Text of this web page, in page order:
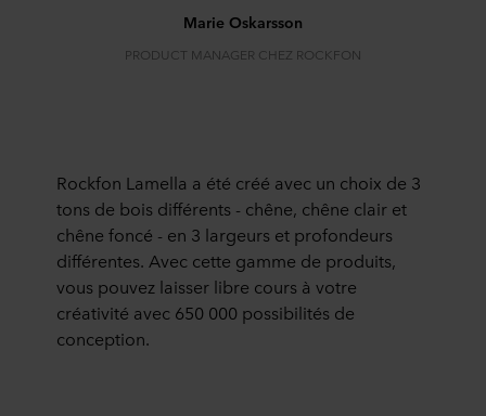
Marie Oskarsson
PRODUCT MANAGER CHEZ ROCKFON
Rockfon Lamella a été créé avec un choix de 3
tons de bois différents - chêne, chêne clair et
chêne foncé - en 3 largeurs et profondeurs
différentes. Avec cette gamme de produits,
vous pouvez laisser libre cours à votre
créativité avec 650 000 possibilités de
conception.